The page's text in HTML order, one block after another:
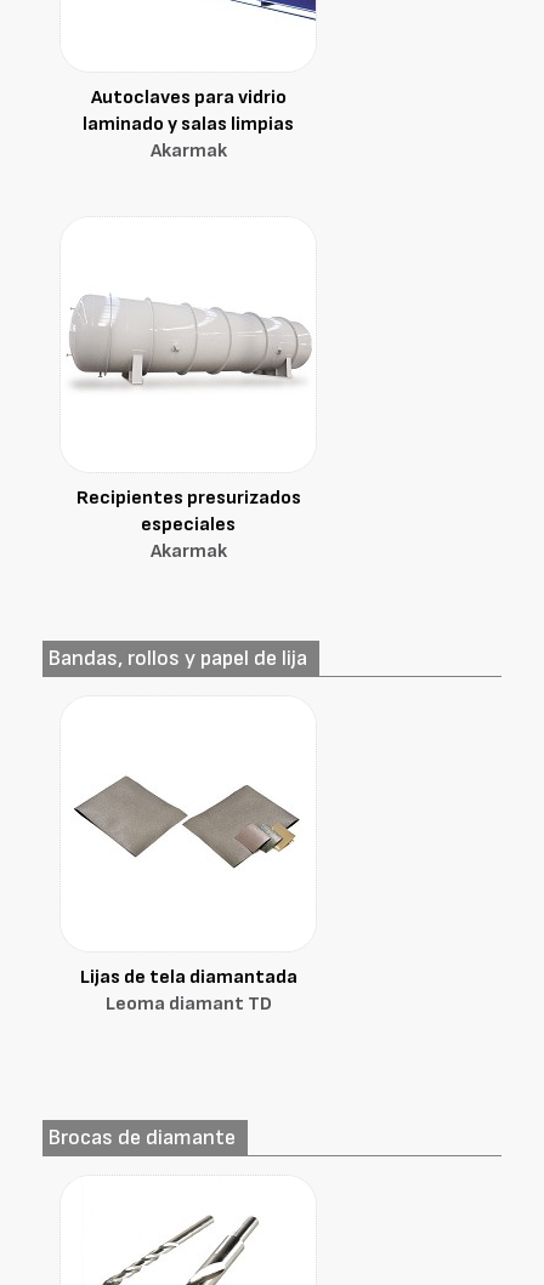
Autoclaves para vidrio
laminado y salas limpias
Akarmak
Recipientes presurizados
especiales
Akarmak
Bandas, rollos y papel de lija
Lijas de tela diamantada
Leoma diamant TD
Brocas de diamante